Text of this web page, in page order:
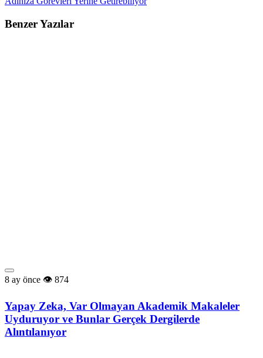
Benzer Yazılar
8 ay önce 874
Yapay Zeka, Var Olmayan Akademik Makaleler
Uyduruyor ve Bunlar Gerçek Dergilerde
Alıntılanıyor